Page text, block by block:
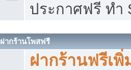
ประกาศฟรี ทำ
ฝากร้านโพสฟรี
ฝากร้านฟรีเ